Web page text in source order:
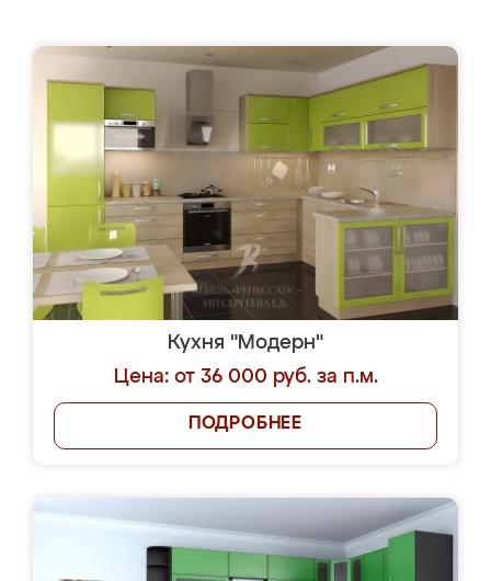
Кухня "Модерн"
Цена: от 36 000 руб. за п.м.
ПОДРОБНЕЕ